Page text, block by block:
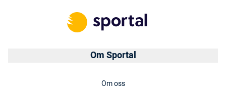
Om Sportal
Om oss